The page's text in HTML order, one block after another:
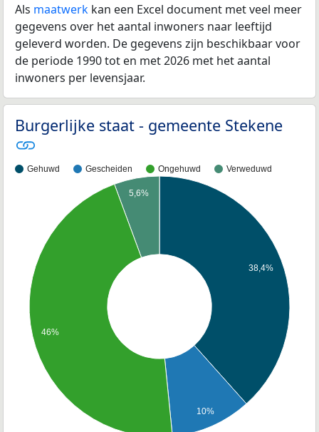
Als maatwerk kan een Excel document met veel meer
gegevens over het aantal inwoners naar leeftijd
geleverd worden. De gegevens zijn beschikbaar voor
de periode 1990 tot en met 2026 met het aantal
inwoners per levensjaar.
Burgerlijke staat - gemeente Stekene
Gehuwd Gescheiden Ongehuwd Verweduwd
38,4%
10%
5,6%
46%